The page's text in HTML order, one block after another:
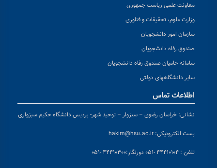
معاونت علمی ریاست جمهوری
وزارت علوم، تحقیقات و فناوری
سازمان امور دانشجویان
صندوق رفاه دانشجویان
سامانه حامیان صندوق رفاه دانشجویان
سایر دانشگاههای دولتی
اطلاعات تماس
نشانی: خراسان رضوی – سبزوار – توحید شهر- پردیس دانشگاه حکیم سبزواری
پست الکترونیکی: hakim@hsu.ac.ir
تلفن : ۴۴۴۱۰۱۰۴ -۰۵۱ دورنگار:۴۴۴۱۰۳۰۰ -۰۵۱